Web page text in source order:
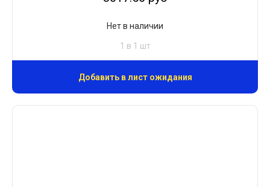
Нет в наличии
1 в 1 шт
Добавить в лист ожидания